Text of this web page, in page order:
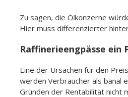
Zu sagen, die Ölkonzerne
Hier muss differenzierter
Raffinerieengpässe ein
Eine der Ursachen für den
werden Verbraucher als banal
Gründen der Rentabilität nicht